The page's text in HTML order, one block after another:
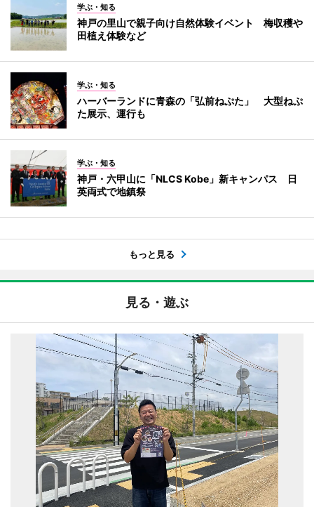
学ぶ・知る
神戸の里山で親子向け自然体験イベント 梅収穫や
田植え体験など
学ぶ・知る
ハーバーランドに青森の「弘前ねぷた」 大型ねぷ
た展示、運行も
学ぶ・知る
神戸・六甲山に「NLCS Kobe」新キャンパス 日
英両式で地鎮祭
もっと見る
見る・遊ぶ